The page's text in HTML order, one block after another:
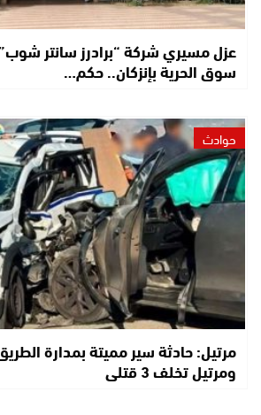
عزل مسيري شركة “برادرز سانتر شوب”
سوق الحرية بإنزكان.. حكم…
حوادث
مرتيل: حادثة سير مميتة بمدارة
ومرتيل تخلف 3 قتلى